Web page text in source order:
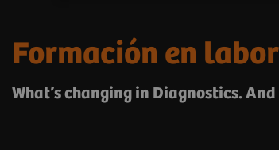
Formación en
What’s changing in Diagnostics.